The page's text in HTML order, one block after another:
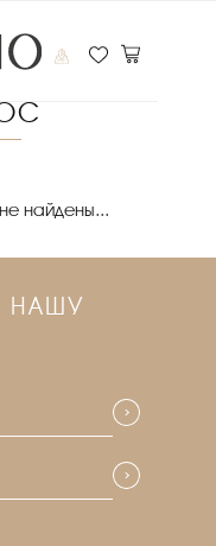
фильтры
найдены...
НАШУ